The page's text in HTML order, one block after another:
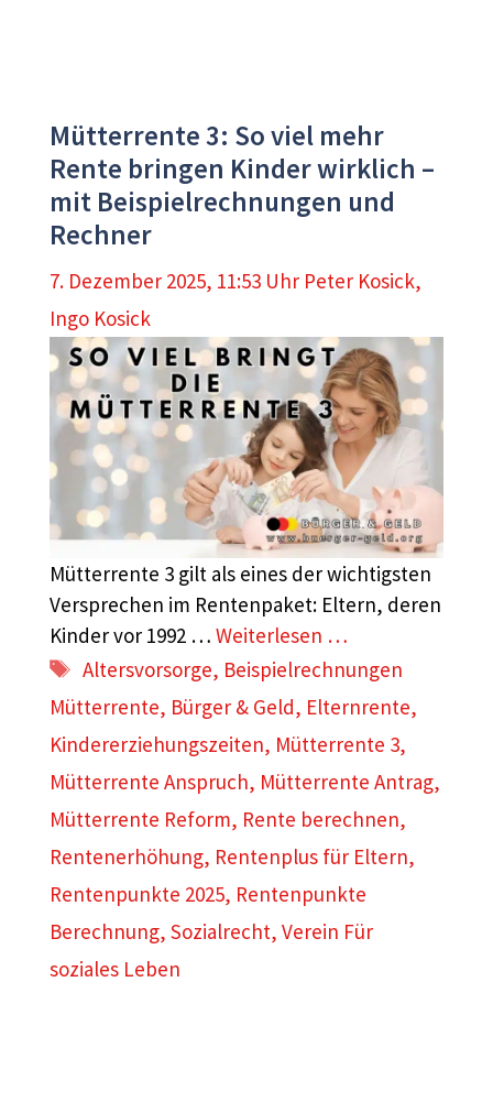
Mütterrente 3: So viel mehr
Rente bringen Kinder wirklich –
mit Beispielrechnungen und
Rechner
7. Dezember 2025, 11:53 Uhr Peter Kosick,
Ingo Kosick
Mütterrente 3 gilt als eines der wichtigsten
Versprechen im Rentenpaket: Eltern, deren
Kinder vor 1992 … Weiterlesen …
Schlagwörter
Altersvorsorge, Beispielrechnungen
Mütterrente, Bürger & Geld, Elternrente,
Kindererziehungszeiten, Mütterrente 3,
Mütterrente Anspruch, Mütterrente Antrag,
Mütterrente Reform, Rente berechnen,
Rentenerhöhung, Rentenplus für Eltern,
Rentenpunkte 2025, Rentenpunkte
Berechnung, Sozialrecht, Verein Für
soziales Leben